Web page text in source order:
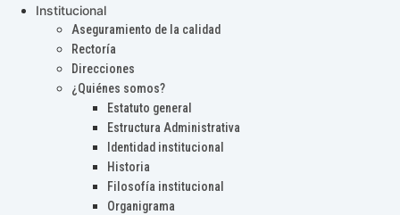
Institucional
Aseguramiento de la calidad
Rectoría
Direcciones
¿Quiénes somos?
Estatuto general
Estructura Administrativa
Identidad institucional
Historia
Filosofía institucional
Organigrama